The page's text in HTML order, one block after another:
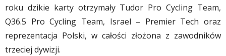
roku dzikie karty otrzymały Tudor Pro Cycling Team,
Q36.5 Pro Cycling Team, Israel – Premier Tech oraz
reprezentacja Polski, w całości złożona z zawodników
trzeciej dywizji.